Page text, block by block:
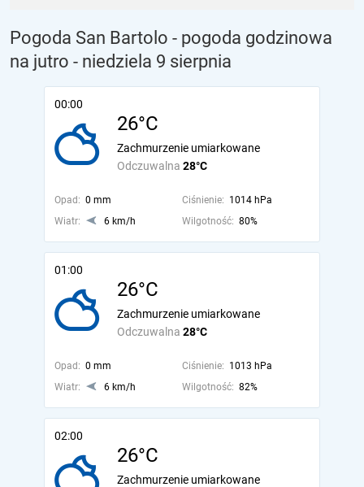
Pogoda San Bartolo - pogoda godzinowa
na jutro - niedziela 9 sierpnia
00:00
26°C
Odczuwalna 28°C
Zachmurzenie umiarkowane
Opad: 0 mm Ciśnienie: 1014 hPa
Wiatr:
6 km/h Wilgotność: 80%
01:00
26°C
Odczuwalna 28°C
Zachmurzenie umiarkowane
Opad: 0 mm Ciśnienie: 1013 hPa
Wiatr:
6 km/h Wilgotność: 82%
02:00
26°C
Zachmurzenie umiarkowane